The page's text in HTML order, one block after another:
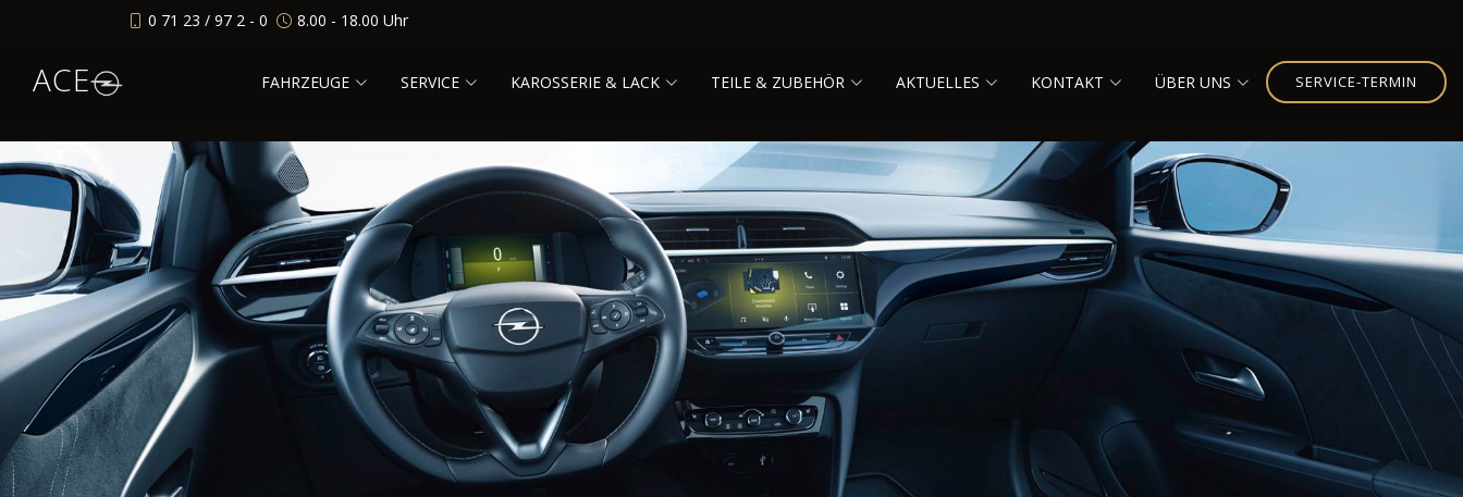
0 71 23 / 97 2 - 0 8.00 - 18.00 Uhr
ACE FAHRZEUGE SERVICE KAROSSERIE & LACK TEILE & ZUBEHÖR AKTUELLES KONTAKT ÜBER UNS SERVICE-TERMIN